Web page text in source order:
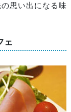
思い出になる味
ェ